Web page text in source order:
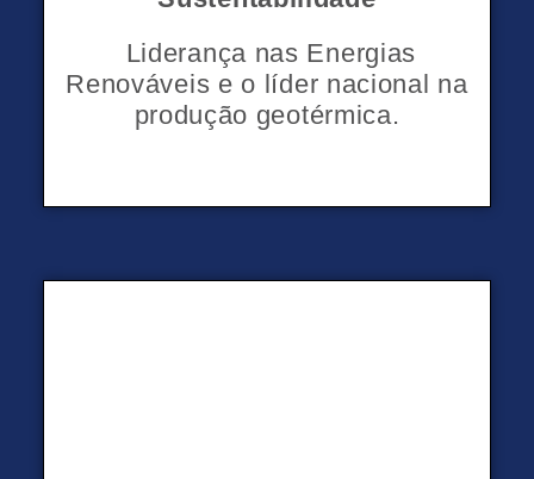
i
c
y
c
l
Liderança nas Energias
Renováveis e o líder nacional na
produção geotérmica.